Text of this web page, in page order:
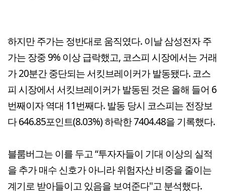
하지만 주가는 정반대로 움직였다. 이날 삼성전자 주
가는 장중 9% 이상 급락했고, 코스피 시장에서는 거래
가 20분간 중단되는 서킷브레이커가 발동됐다. 코스
피 시장에서 서킷브레이커가 발동된 것은 올해 들어 6
번째이자 역대 11번째다. 발동 당시 코스피는 전장보
다 646.85포인트(8.03%) 하락한 7404.48을 기록했다.
블룸버그는 이를 두고 “투자자들이 기대 이상의 실적
을 추가 매수 신호가 아니라 위험자산 비중을 줄이는
계기로 받아들이고 있음을 보여준다"고 분석했다.